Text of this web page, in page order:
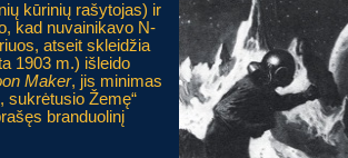
kūrinių rašytojas) ir
kad nuvainikavo N-
atseit skleidžia
1903 m.) išleido
Maker, jis minimas
sukrėtusio Žemę“
branduolinį